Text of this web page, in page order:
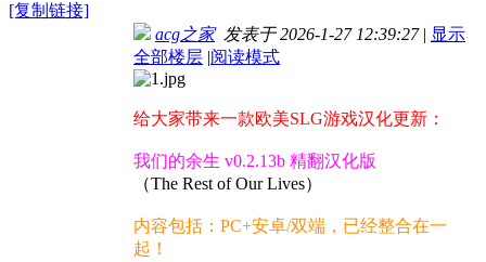
[复制链接]
acg之家发表于 2026-1-27 12:39:27 | 显示
全部楼层 |阅读模式
给大家带来一款欧美SLG游戏汉化更新：
我们的余生 v0.2.13b 精翻汉化版
（The Rest of Our Lives）
内容包括：PC+安卓/双端，已经整合在一
起！